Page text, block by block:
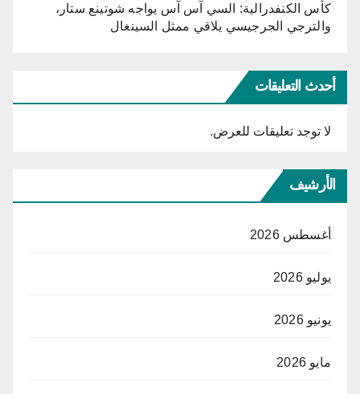
كأس الكنفدرالية: السي آس آس يواجه شوتينع ستار،
والترجي الجرجيسي يلاقي ممثل السينغال
أحدث التعليقات
لا توجد تعليقات للعرض.
الأرشيف
أغسطس 2026
يوليو 2026
يونيو 2026
مايو 2026